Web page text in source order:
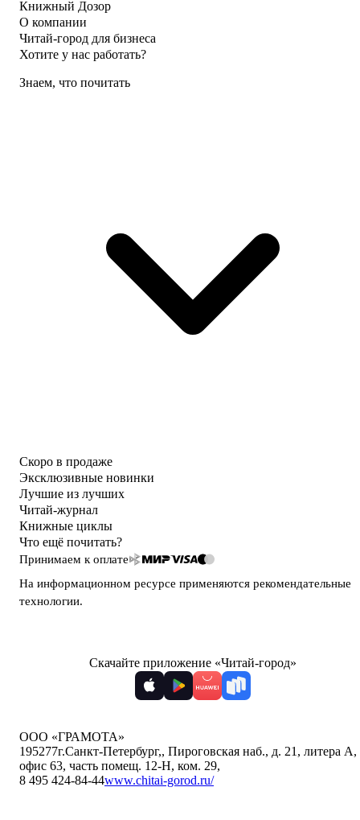
Книжный Дозор
О компании
Читай-город для бизнеса
Хотите у нас работать?
Знаем, что почитать
Скоро в продаже
Эксклюзивные новинки
Лучшие из лучших
Читай-журнал
Книжные циклы
Что ещё почитать?
Принимаем к оплате
На информационном ресурсе применяются рекомендательные
технологии.
Скачайте приложение «Читай-город»
ООО «ГРАМОТА»
195277г.Санкт-Петербург,, Пироговская наб., д. 21, литера А,
офис 63, часть помещ. 12-Н, ком. 29,
8 495 424-84-44www.chitai-gorod.ru/